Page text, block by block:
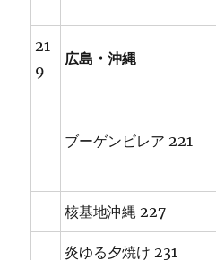
21
9
広島・沖縄
ブーゲンビレア 221
核基地沖縄 227
炎ゆる夕焼け 231